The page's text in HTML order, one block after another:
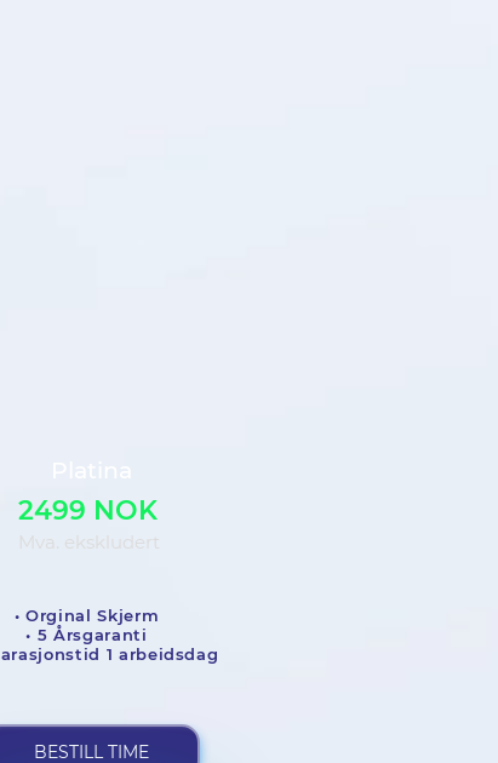
2499 NOK
Mva. ekskludert
• Orginal Skjerm
• 5 Årsgaranti
1 arbeidsdag
BESTILL TIME